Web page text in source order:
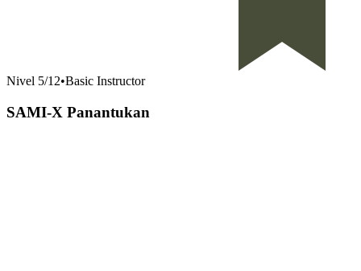
Nivel 5/12•Basic Instructor
SAMI-X Panantukan